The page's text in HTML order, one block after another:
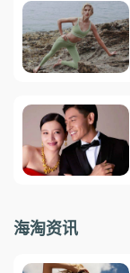
海淘资讯